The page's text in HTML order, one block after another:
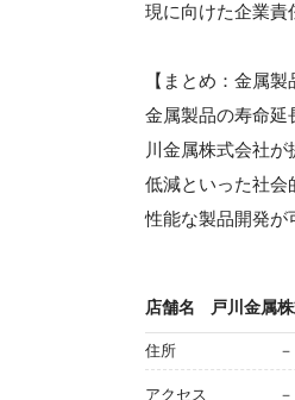
現に向けた企業責
【まとめ：金属
金属製品の寿命延
川金属株式会社
低減といった社会
性能な製品開発が
店舗名 戸川金属
住所 －
アクセス －